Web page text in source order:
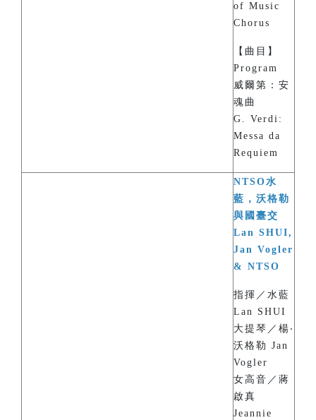
of Music
Chorus
【曲目】
Program
威爾第：安
魂曲
G. Verdi:
Messa da
Requiem
NTSO水
藍，沃格勒
與國臺交
Lan SHUI,
Jan Vogler
& NTSO
指揮／水藍
Lan SHUI
大提琴／楊‧
沃格勒 Jan
Vogler
女高音／蔣
啟真
Jeannie